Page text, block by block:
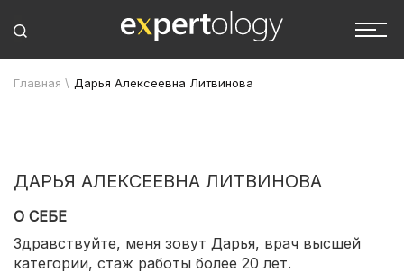
Главная \ Дарья Алексеевна Литвинова
ДАРЬЯ АЛЕКСЕЕВНА ЛИТВИНОВА
О СЕБЕ
Здравствуйте, меня зовут Дарья, врач высшей
категории, стаж работы более 20 лет.